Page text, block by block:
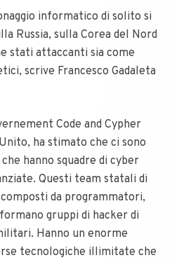
informatico di solito si
Russia, sulla Corea del Nord
stati attaccanti sia come
scrive Francesco Gadaleta
Code and Cypher
ha stimato che ci sono
hanno squadre di cyber
Questi team statali di
da programmatori,
gruppi di hacker di
Hanno un enorme
tecnologiche illimitate che